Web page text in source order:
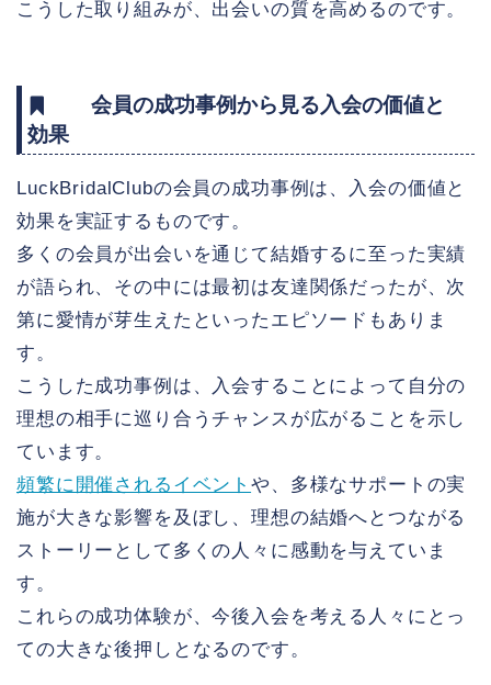
こうした取り組みが、出会いの質を高めるのです。
会員の成功事例から見る入会の価値と
効果
LuckBridalClubの会員の成功事例は、入会の価値と
効果を実証するものです。
多くの会員が出会いを通じて結婚するに至った実績
が語られ、その中には最初は友達関係だったが、次
第に愛情が芽生えたといったエピソードもありま
す。
こうした成功事例は、入会することによって自分の
理想の相手に巡り合うチャンスが広がることを示し
ています。
頻繁に開催されるイベントや、多様なサポートの実
施が大きな影響を及ぼし、理想の結婚へとつながる
ストーリーとして多くの人々に感動を与えていま
す。
これらの成功体験が、今後入会を考える人々にとっ
ての大きな後押しとなるのです。